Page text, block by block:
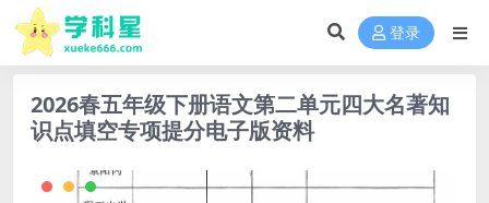
登录
2026春五年级下册语文第二单元四大名著知
识点填空专项提分电子版资料